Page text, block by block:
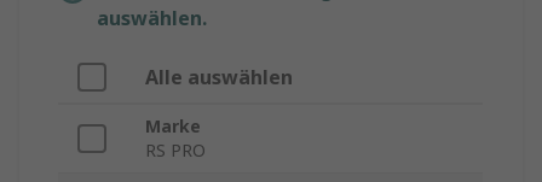
auswählen.
Alle auswählen
Marke
RS PRO